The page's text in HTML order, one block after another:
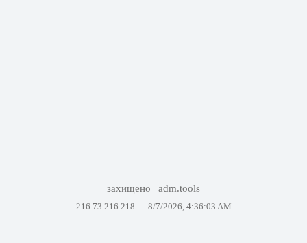
захищено adm.tools
216.73.216.218 — 8/7/2026, 4:36:03 AM